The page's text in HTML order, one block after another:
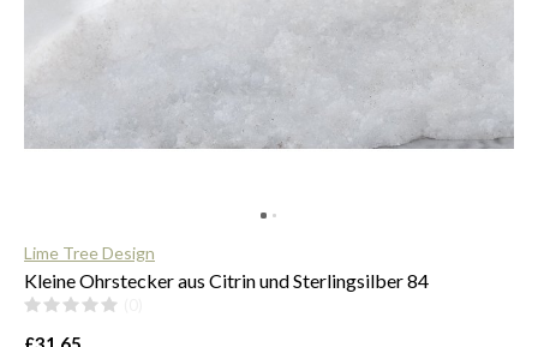
Lime Tree Design
Kleine Ohrstecker aus Citrin und Sterlingsilber 84